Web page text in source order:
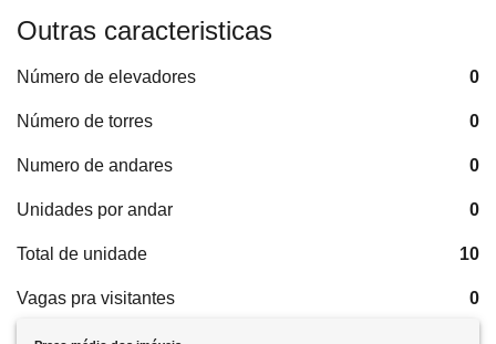
Outras caracteristicas
Número de elevadores 0
Número de torres 0
Numero de andares 0
Unidades por andar 0
Total de unidade 10
Vagas pra visitantes 0